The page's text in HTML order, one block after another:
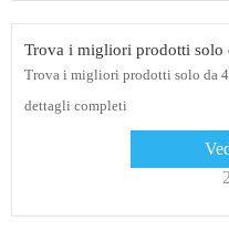
Trova i migliori prodotti solo
Trova i migliori prodotti solo da
dettagli completi